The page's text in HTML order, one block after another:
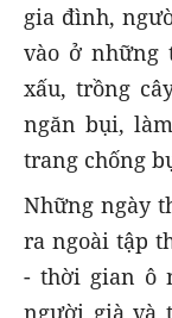
gia đình,
vào ở những
xấu, trồng
ngăn bụi,
trang chống
Những ngày
ra ngoài tập
- thời gian ô
người già và